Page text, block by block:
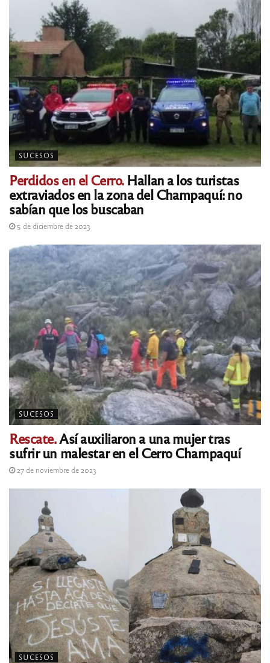
SUCESOS
Perdidos en el Cerro.Hallan a los turistas
extraviados en la zona del Champaquí: no
sabían que los buscaban
5 de diciembre de 2023
SUCESOS
Rescate.Así auxiliaron a una mujer tras
sufrir un malestar en el Cerro Champaquí
27 de noviembre de 2023
SUCESOS